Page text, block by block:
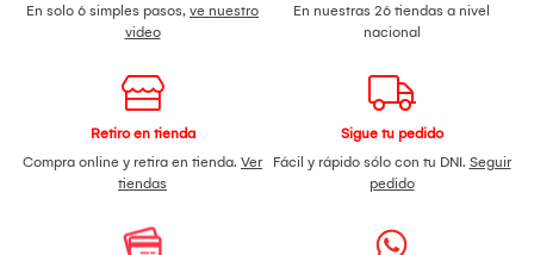
En solo 6 simples pasos, ve nuestro
video
En nuestras 26 tiendas a nivel
nacional
Retiro en tienda
Compra online y retira en tienda. Ver
tiendas
Sigue tu pedido
Fácil y rápido sólo con tu DNI. Seguir
pedido